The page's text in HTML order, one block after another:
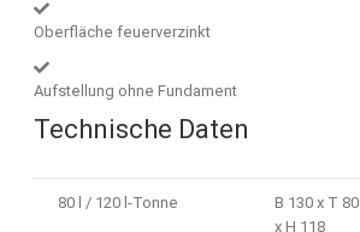
Oberfläche feuerverzinkt
Aufstellung ohne Fundament
Technische Daten
80 l / 120 l-Tonne
B 130 x T 80
x H 118